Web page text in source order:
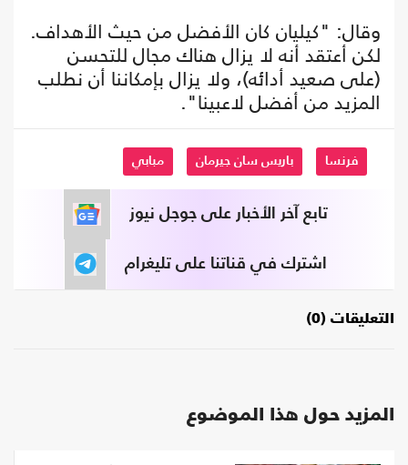
وقال: "كيليان كان الأفضل من حيث الأهداف.
لكن أعتقد أنه لا يزال هناك مجال للتحسن
(على صعيد أدائه)، ولا يزال بإمكاننا أن نطلب
المزيد من أفضل لاعبينا".
فرنسا باريس سان جيرمان مبابي
تابع آخر الأخبار على جوجل نيوز
اشترك في قناتنا على تليغرام
التعليقات (0)
المزيد حول هذا الموضوع